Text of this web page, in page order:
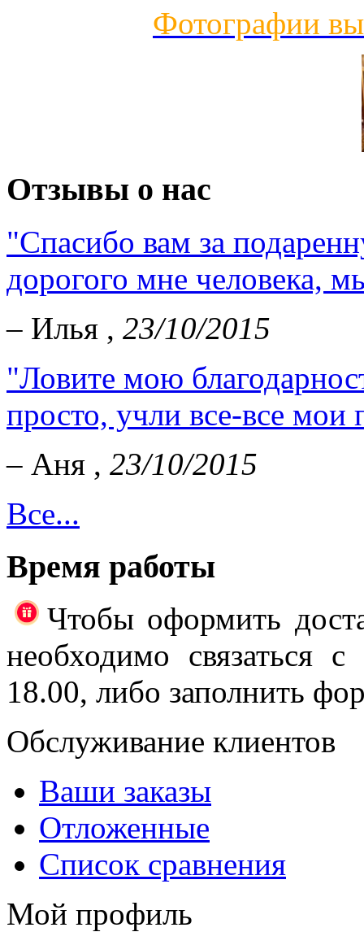
Фотографии
Отзывы о нас
"Спасибо вам за
дорогого мне человека,
– Илья , 23/10/2015
"Ловите мою
просто, учли все-все мои
– Аня , 23/10/2015
Все...
Время работы
Чтобы оформить
необходимо
18.00, либо заполнить
Обслуживание клиентов
Ваши заказы
Отложенные
Список сравнения
Мой профиль